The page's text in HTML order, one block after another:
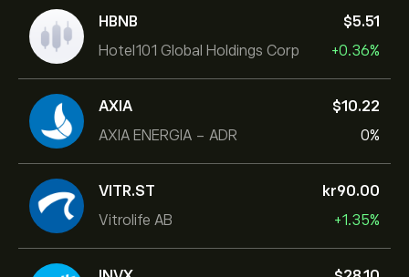
HBNB
Hotel101 Global Holdings Corp
‎$‎5.51
+0.36%
AXIA
AXIA ENERGIA - ADR
‎$‎10.22
0%
VITR.ST
Vitrolife AB
‎kr‎90.00
+1.35%